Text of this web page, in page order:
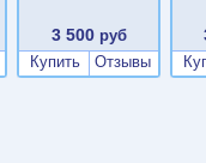
3 500руб
Купить
Отзывы